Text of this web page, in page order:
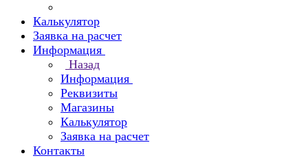
Калькулятор
Заявка на расчет
Информация
Назад
Информация
Реквизиты
Магазины
Калькулятор
Заявка на расчет
Контакты